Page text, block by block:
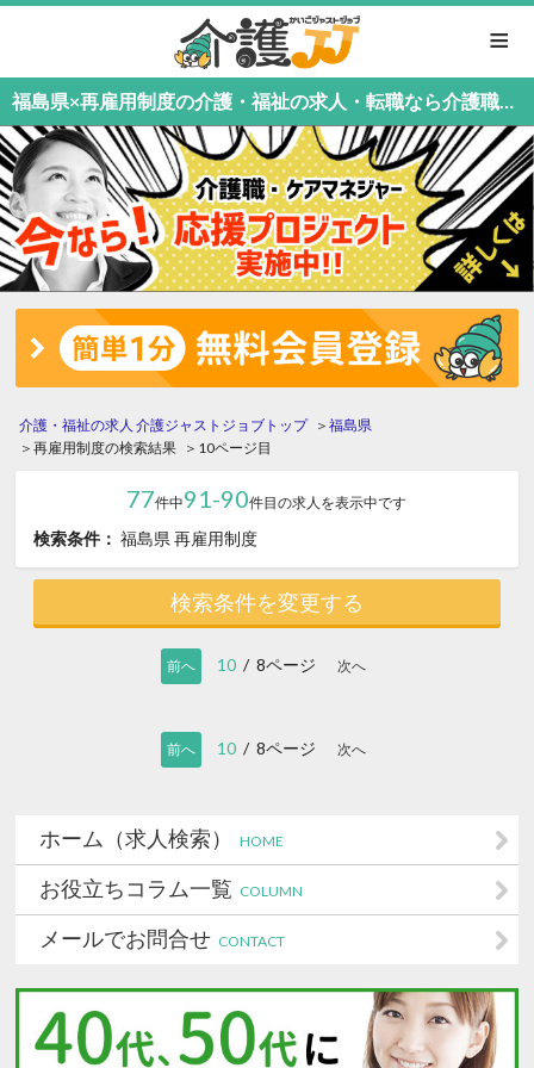
≡
福島県×再雇用制度の介護・福祉の求人・転職なら介護職応援中！介護職専門の介護ジャストジョブ（10ページ目）
介護・福祉の求人 介護ジャストジョブトップ
福島県
再雇用制度の検索結果
10ページ目
77件中91-90件目の求人を表示中です
検索条件： 福島県 再雇用制度
検索条件を変更する
前へ 10 / 8ページ 次へ
前へ 10 / 8ページ 次へ
ホーム（求人検索）HOME
お役立ちコラム一覧 COLUMN
メールでお問合せ CONTACT